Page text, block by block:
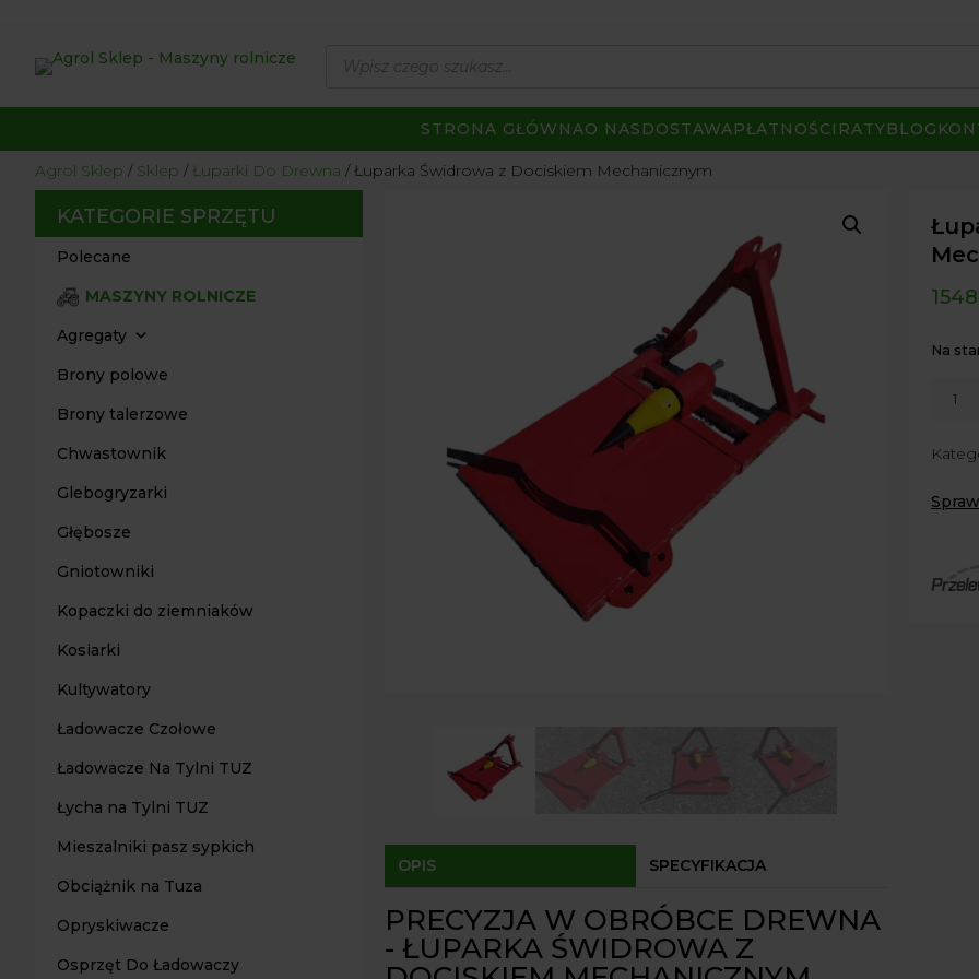
produktów
STRONA GŁÓWNAO NAS DOSTAWAPŁATNOŚCI RATYBLOG
Agrol Sklep Sklep Łuparki Do Drewna Łuparka Świdrowa z Dociskiem Mechanicznym
KATEGORIE SPRZĘTU
Polecane
MASZYNY ROLNICZE
Agregaty
Brony polowe
Brony talerzowe
Chwastownik
Glebogryzarki
Głębosze
Gniotowniki
Kopaczki do ziemniaków
Kosiarki
Kultywatory
Ładowacze Czołowe
Ładowacze Na Tylni TUZ
Łycha na Tylni TUZ
Mieszalniki pasz sypkich
Obciążnik na Tuza
Opryskiwacze
Osprzęt Do Ładowaczy
OPIS SPECYFIKACJA
PRECYZJA W OBRÓBCE DREWNA
- ŁUPARKA ŚWIDROWA Z
Na
z
Agrol